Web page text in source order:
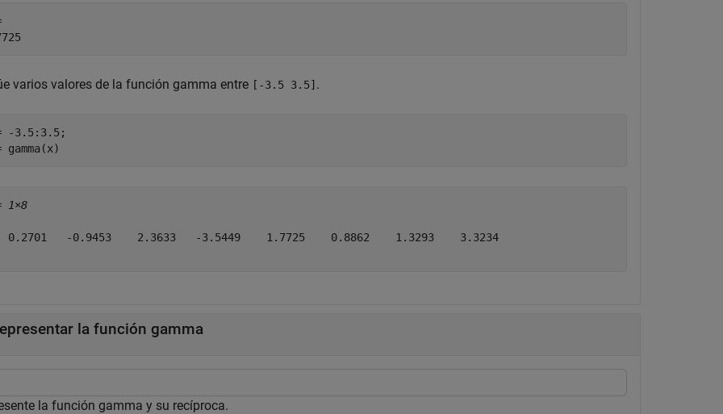
varios valores de la función gamma entre [-3.5 3.5] .
-3.5:3.5;
gamma(x)
1×8
0.2701   -0.9453    2.3633   -3.5449    1.7725    0.8862    1.3293    3.3234
la función gamma
la función gamma y su recíproca.